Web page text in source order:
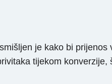
je kako bi prijenos
tijekom konverzije,